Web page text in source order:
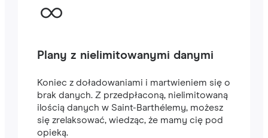
Plany z nielimitowanymi danymi
Koniec z doładowaniami i martwieniem się o
brak danych. Z przedpłaconą, nielimitowaną
ilością danych w Saint-Barthélemy, możesz
się zrelaksować, wiedząc, że mamy cię pod
opieką.